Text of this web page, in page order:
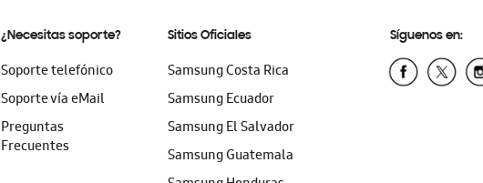
¿Necesitas soporte?
Soporte telefónico
Soporte vía eMail
Preguntas
Frecuentes
Sitios Oficiales
Samsung Costa Rica
Samsung Ecuador
Samsung El Salvador
Samsung Guatemala
Síguenos en: